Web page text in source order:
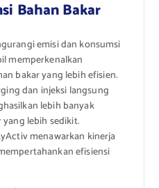
Bahan Bakar
emisi dan konsumsi
memperkenalkan
bakar yang lebih efisien.
dan injeksi langsung
lebih banyak
lebih sedikit.
menawarkan kinerja
efisiensi